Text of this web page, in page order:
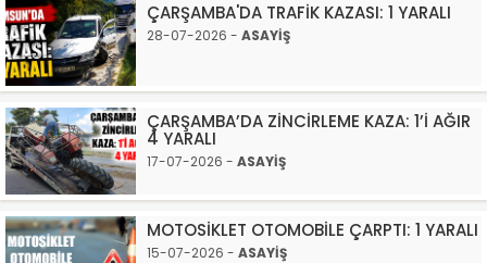
ÇARŞAMBA'DA TRAFİK KAZASI: 1 YARALI
28-07-2026 - ASAYİŞ
ÇARŞAMBA’DA ZİNCİRLEME KAZA: 1’İ AĞIR
4 YARALI
17-07-2026 - ASAYİŞ
MOTOSİKLET OTOMOBİLE ÇARPTI: 1 YARALI
15-07-2026 - ASAYİŞ